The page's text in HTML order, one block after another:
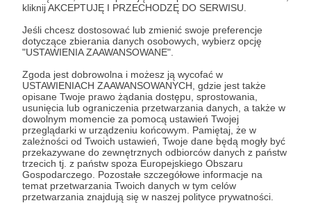
kliknij AKCEPTUJĘ I PRZECHODZĘ DO SERWISU.
Jeśli chcesz dostosować lub zmienić swoje preferencje
dotyczące zbierania danych osobowych, wybierz opcję
"USTAWIENIA ZAAWANSOWANE".
Zgoda jest dobrowolna i możesz ją wycofać w
USTAWIENIACH ZAAWANSOWANYCH, gdzie jest także
opisane Twoje prawo żądania dostępu, sprostowania,
usunięcia lub ograniczenia przetwarzania danych, a także w
dowolnym momencie za pomocą ustawień Twojej
przeglądarki w urządzeniu końcowym. Pamiętaj, że w
zależności od Twoich ustawień, Twoje dane będą mogły być
przekazywane do zewnętrznych odbiorców danych z państw
trzecich tj. z państw spoza Europejskiego Obszaru
Gospodarczego. Pozostałe szczegółowe informacje na
temat przetwarzania Twoich danych w tym celów
przetwarzania znajdują się w naszej polityce prywatności.
plastiku, a tym samym pomożesz nam chronić
ziemię.
- NAGRODA: wypisanie Twojego imienia i nazwiska
w specjalnym na zakończenie filmu w tytularce w
specjalnym podziękowaniu dla wspierających
projekt.
- NAGRODA: dostaniesz dostęp do
niepublikowanych materiałów, które będziesz
mógł eksplorować w domowym zaciszu popijając
gorącą czekoladą.